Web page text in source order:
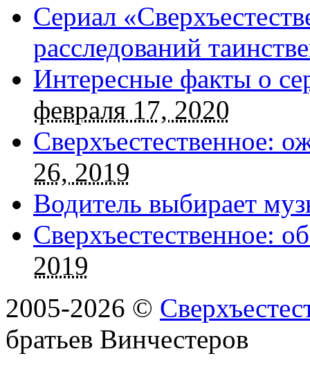
Сериал
расследований
Интересные факты о
февраля 17, 2020
Сверхъестественное:
26, 2019
Водитель выбирает
Сверхъестественное:
2019
2005-2026 ©
братьев Винчестеров